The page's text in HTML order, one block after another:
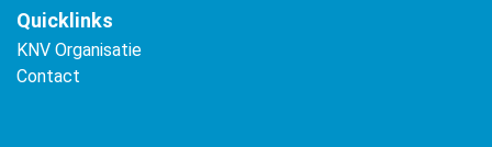
Quicklinks
KNV Organisatie
Contact